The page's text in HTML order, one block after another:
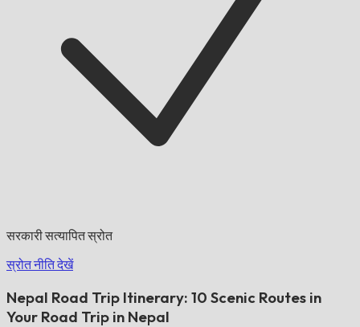
सरकारी सत्यापित स्रोत
स्रोत नीति देखें
Nepal Road Trip Itinerary: 10 Scenic Routes in
Your Road Trip in Nepal